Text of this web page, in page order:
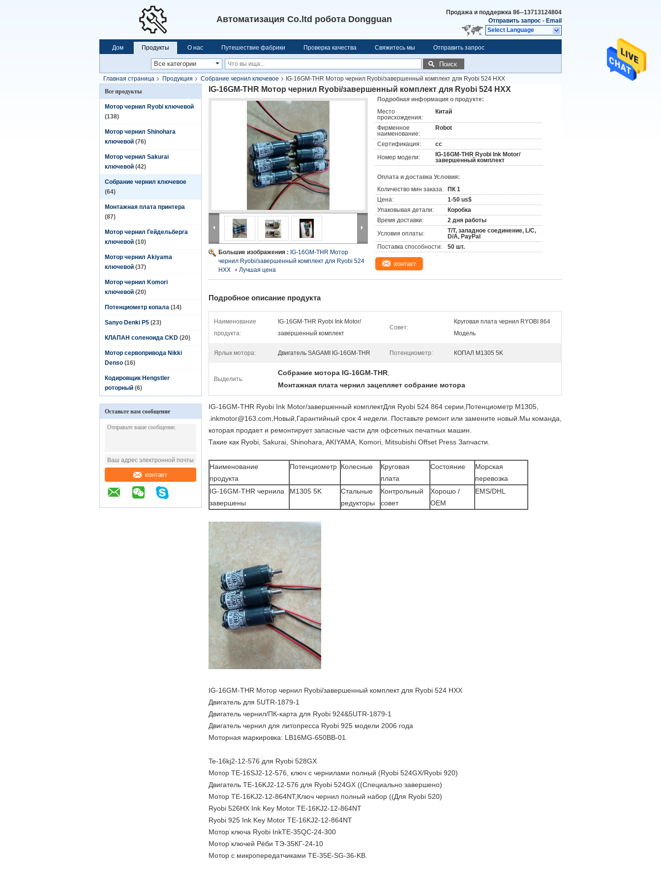
Автоматизация Co.ltd робота Dongguan
Продажа и поддержка 86--13713124804
Отправить запрос - Email
Select Language
Дом Продукты О нас Путешествие фабрики Проверка качества Свяжитесь мы Отправить запрос
Поиск
Главная страница Продукция Собрание чернил ключевое
IG-16GM-THR Мотор чернил Ryobi/завершенный комплект для Ryobi 524 HXX
Все продукты
Мотор чернил Ryobi ключевой
(138)
Мотор чернил Shinohara
ключевой (76)
Мотор чернил Sakurai
ключевой (42)
Собрание чернил ключевое
(64)
Монтажная плата принтера
(87)
Мотор чернил Гейдельберга
ключевой (10)
Мотор чернил Akiyama
ключевой (37)
Мотор чернил Komori
ключевой (20)
Потенциометр копала (14)
Sanyo Denki P5 (23)
КЛАПАН соленоида CKD (20)
Мотор сервопривода Nikki
Denso (16)
Кодировщик Hengstler
роторный (6)
Оставьте нам сообщение
контакт
IG-16GM-THR Мотор чернил Ryobi/завершенный комплект для Ryobi 524 HXX
Большие изображения : IG-16GM-THR Мотор
чернил Ryobi/завершенный комплект для Ryobi 524
HXX
Лучшая цена
Подробная информация о продукте:
Место
происхождения:
Китай
Фирменное
наименование:
Robot
Сертификация:
cc
Номер модели:
IG-16GM-THR Ryobi Ink Motor/
завершенный комплект
Оплата и доставка Условия:
Количество мин заказа:
ПК 1
Цена:
1-50 us$
Упаковывая детали:
Коробка
Время доставки:
2 дня работы
Условия оплаты:
T/T, западное соединение, L/C,
D/A, PayPal
Поставка способности:
50 шт.
контакт
Подробное описание продукта
Наименование
продукта:
IG-16GM-THR Ryobi Ink Motor/
завершенный комплект
Совет:
Круговая плата чернил RYOBI 864
Модель
Ярлык мотора: Двигатель SAGAMI IG-16GM-THR Потенциометр: КОПАЛ M1305 5K
Выделить:
Собрание мотора IG-16GM-THR,
Монтажная плата чернил зацепляет собрание мотора
IG-16GM-THR Ryobi Ink Motor/завершенный комплектДля Ryobi 524 864 серии, Потенциометр M1305,
.inkmotor@163.com,Новый,Гарантийный срок 4 недели. Поставьте ремонт или замените новый. Мы команда,
которая продает и ремонтирует запасные части для офсетных печатных машин.
Такие как Ryobi, Sakurai, Shinohara, AKIYAMA, Komori, Mitsubishi Offset Press Запчасти.
Наименование
продукта
Потенциометр Колесные
Круговая
плата
Состояние
Морская
перевозка
IG-16GM-THR чернила
завершены
M1305 5K
Стальные
редукторы
Контрольный
совет
Хорошо /
OEM
EMS/DHL
IG-16GM-THR Мотор чернил Ryobi/завершенный комплект для Ryobi 524 HXX
Двигатель для 5UTR-1879-1
Двигатель чернил/ПК-карта для Ryobi 924&5UTR-1879-1
Двигатель чернил для литопресса Ryobi 925 модели 2006 года
Моторная маркировка: LB16MG-650BB-01.
Te-16kj2-12-576 для Ryobi 528GX
Мотор TE-16SJ2-12-576, ключ с чернилами полный (Ryobi 524GX/Ryobi 920)
Двигатель TE-16KJ2-12-576 для Ryobi 524GX ((Специально завершено)
Мотор TE-16KJ2-12-864NT,Ключ чернил полный набор ((Для Ryobi 520)
Ryobi 526HX Ink Key Motor TE-16KJ2-12-864NT
Ryobi 925 Ink Key Motor TE-16KJ2-12-864NT
Мотор ключа Ryobi InkTE-35QC-24-300
Мотор ключей Рёби ТЭ-35КГ-24-10
Мотор с микропередатчиками TE-35E-SG-36-KB.